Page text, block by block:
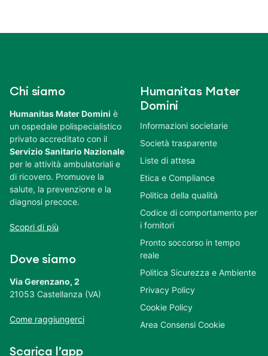
Chi siamo
Humanitas Mater Domini è
un ospedale polispecialistico
privato accreditato con il
Servizio Sanitario Nazionale
per le attività ambulatoriali e
di ricovero. Promuove la
salute, la prevenzione e la
diagnosi precoce.
Scopri di più
Dove siamo
Via Gerenzano, 2
21053 Castellanza (VA)
Come raggiungerci
Scarica l’app
Humanitas Mater
Domini
Informazioni societarie
Società trasparente
Liste di attesa
Etica e Compliance
Politica della qualità
Codice di comportamento per
i fornitori
Pronto soccorso in tempo
reale
Politica Sicurezza e Ambiente
Privacy Policy
Cookie Policy
Area Consensi Cookie